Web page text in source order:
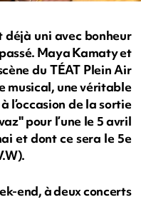
déjà uni avec bonheur
Maya Kamaty et
du TÉAT Plein Air
musical, une véritable
l’occasion de la sortie
pour l’une le 5 avril
et dont ce sera le 5e
end, à deux concerts